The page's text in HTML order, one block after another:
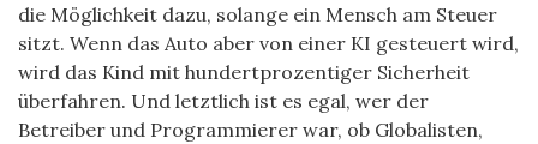
die Möglichkeit dazu, solange ein Mensch am Steuer
sitzt. Wenn das Auto aber von einer KI gesteuert wird,
wird das Kind mit hundertprozentiger Sicherheit
überfahren. Und letztlich ist es egal, wer der
Betreiber und Programmierer war, ob Globalisten,